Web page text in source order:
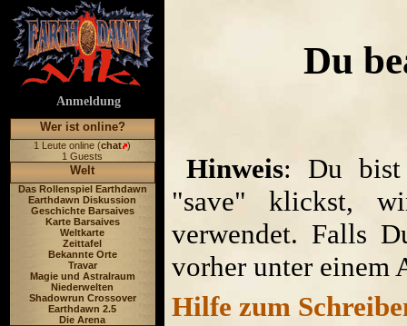
Anmeldung
Wer ist online?
1 Leute online (chat )
1 Guests
Welt
Das Rollenspiel Earthdawn
Earthdawn Diskussion
Geschichte Barsaives
Karte Barsaives
Weltkarte
Zeittafel
Bekannte Orte
Travar
Magie und Astralraum
Niederwelten
Shadowrun Crossover
Earthdawn 2.5
Die Arena
Du
Hinweis: Du bist
"save" klickst,
verwendet. Falls
vorher unter einem
Hilfe zum